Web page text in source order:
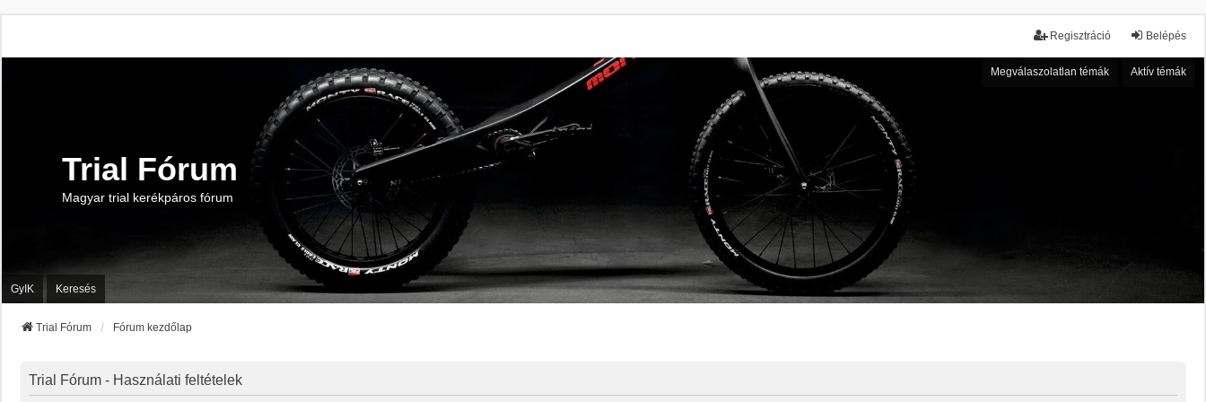
Belépés
Regisztráció
Megválaszolatlan témák Aktív témák
Trial Fórum
Magyar trial kerékpáros fórum
GyIK Keresés
Trial Fórum Fórum kezdőlap
Trial Fórum - Használati feltételek